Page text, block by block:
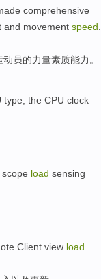
comprehensive
and movement speed.
动员的力量素质能力。
type , the CPU clock
scope load sensing
Client view load